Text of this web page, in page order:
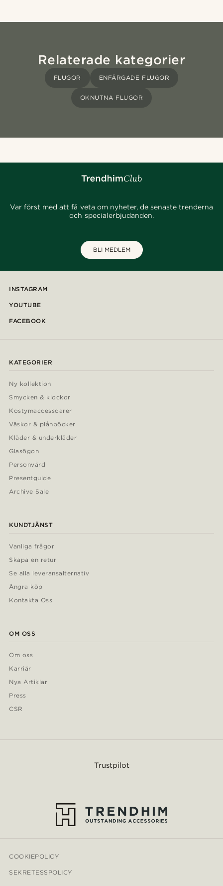
Relaterade kategorier
FLUGOR ENFÄRGADE FLUGOR
OKNUTNA FLUGOR
Var först med att få veta om nyheter, de senaste trenderna
och specialerbjudanden.
BLI MEDLEM
INSTAGRAM
YOUTUBE
FACEBOOK
KATEGORIER
Ny kollektion
Smycken & klockor
Kostymaccessoarer
Väskor & plånböcker
Kläder & underkläder
Glasögon
Personvård
Presentguide
Archive Sale
KUNDTJÄNST
Vanliga frågor
Skapa en retur
Se alla leveransalternativ
Ångra köp
Kontakta Oss
OM OSS
Om oss
Karriär
Nya Artiklar
Press
CSR
Trustpilot
COOKIEPOLICY
SEKRETESSPOLICY